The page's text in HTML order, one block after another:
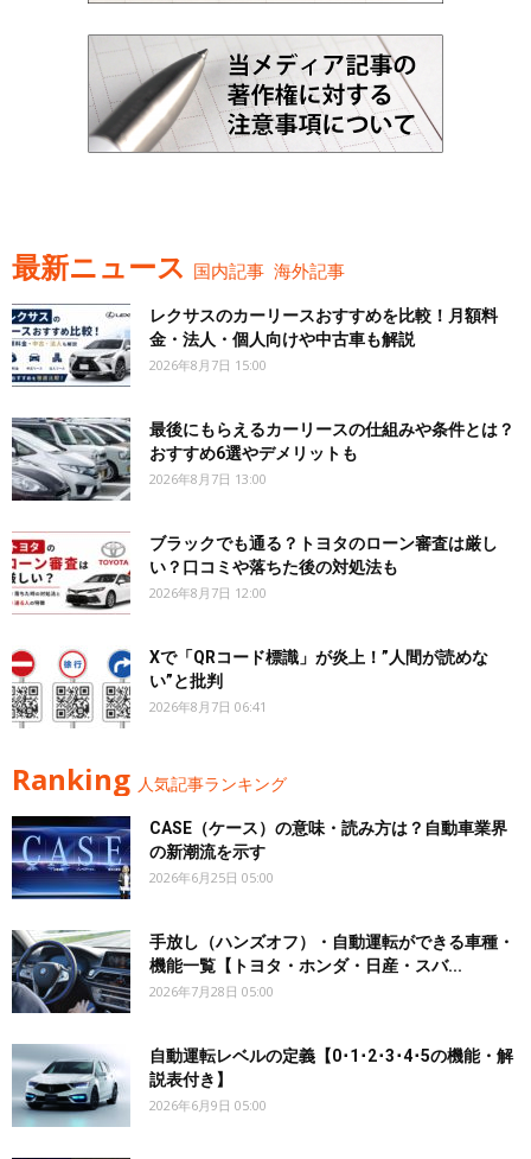
最新ニュース 国内記事 海外記事
レクサスのカーリースおすすめを比較！月額料
金・法人・個人向けや中古車も解説
2026年8月7日 15:00
最後にもらえるカーリースの仕組みや条件とは？
おすすめ6選やデメリットも
2026年8月7日 13:00
ブラックでも通る？トヨタのローン審査は厳し
い？口コミや落ちた後の対処法も
2026年8月7日 12:00
Xで「QRコード標識」が炎上！”人間が読めな
い”と批判
2026年8月7日 06:41
Ranking 人気記事ランキング
CASE（ケース）の意味・読み方は？自動車業界
の新潮流を示す
2026年6月25日 05:00
手放し（ハンズオフ）・自動運転ができる車種・
機能一覧【トヨタ・ホンダ・日産・スバ...
2026年7月28日 05:00
自動運転レベルの定義【0･1･2･3･4･5の機能・解
説表付き】
2026年6月9日 05:00